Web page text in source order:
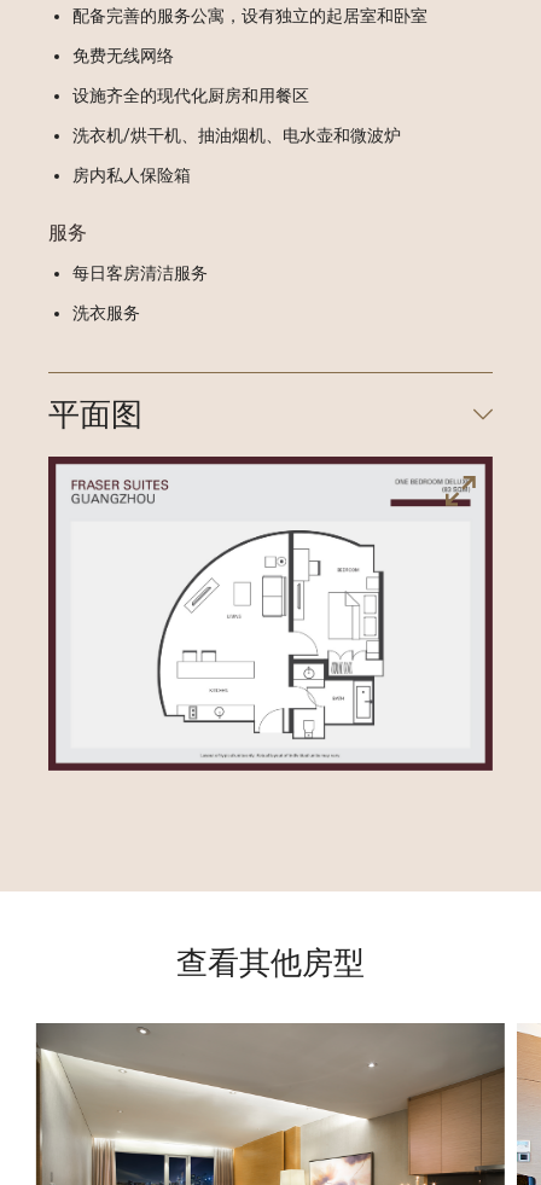
配备完善的服务公寓，设有独立的起居室和卧室
免费无线网络
设施齐全的现代化厨房和用餐区
洗衣机/烘干机、抽油烟机、电水壶和微波炉
房内私人保险箱
服务
每日客房清洁服务
洗衣服务
平面图
查看其他房型